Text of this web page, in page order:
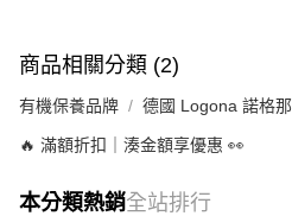
商品相關分類 (2)
有機保養品牌 德國 Logona 諾格那
🔥 滿額折扣｜湊金額享優惠 👀
本分類熱銷全站排行